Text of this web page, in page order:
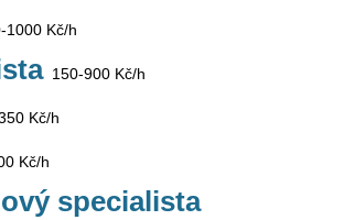
1000 Kč/h
150-900 Kč/h
Kč/h
Kč/h
specialista